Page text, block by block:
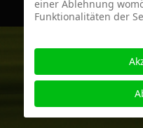
einer Ablehnung
Funktionalitäten der